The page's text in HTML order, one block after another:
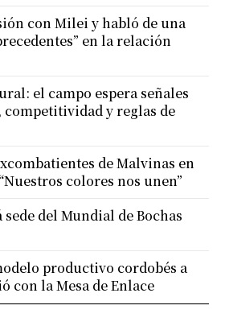
con Milei y habló de una
en la relación
el campo espera señales
competitividad y reglas de
de Malvinas en
colores nos unen”
sede del Mundial de Bochas
productivo cordobés a
con la Mesa de Enlace